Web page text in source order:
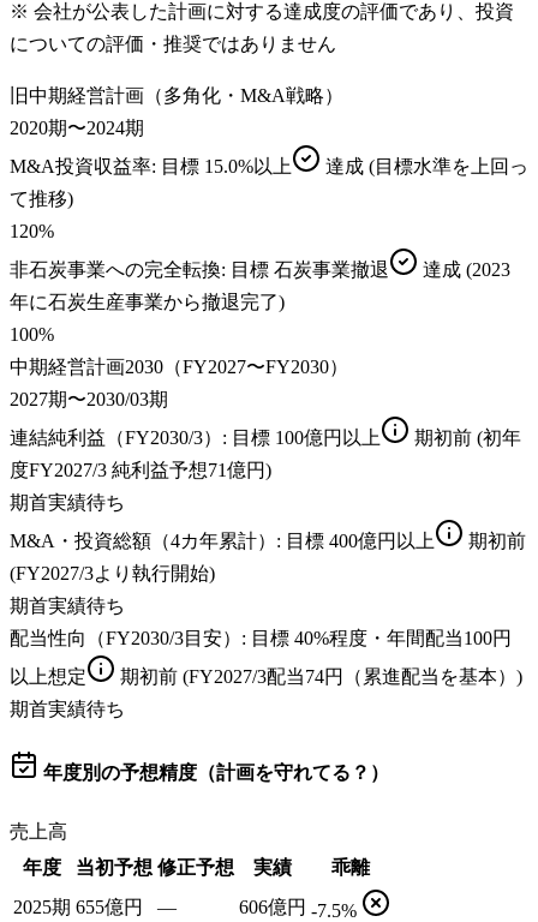
※ 会社が公表した計画に対する達成度の評価であり、投資
についての評価・推奨ではありません
旧中期経営計画（多角化・M&A戦略）
2020期〜2024期
M&A投資収益率: 目標 15.0%以上 達成 (目標水準を上回っ
て推移)
120%
非石炭事業への完全転換: 目標 石炭事業撤退 達成 (2023
年に石炭生産事業から撤退完了)
100%
中期経営計画2030（FY2027〜FY2030）
2027期〜2030/03期
連結純利益（FY2030/3） : 目標 100億円以上 期初前 (初年
度FY2027/3 純利益予想71億円)
期首実績待ち
M&A・投資総額（4カ年累計） : 目標 400億円以上
期初前
(FY2027/3より執行開始)
期首実績待ち
配当性向（FY2030/3目安） : 目標 40%程度・年間配当100円
以上想定
期初前 (FY2027/3配当74円（累進配当を基本）)
期首実績待ち
年度別の予想精度（計画を守れてる？）
売上高
年度
当初予想 修正予想 実績
乖離
2025期 655億円 — 606億円 -7.5%